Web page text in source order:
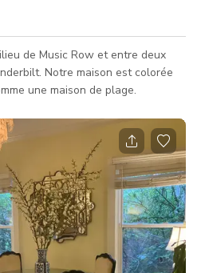
de Music Row et entre deux
Notre maison est colorée
une maison de plage.